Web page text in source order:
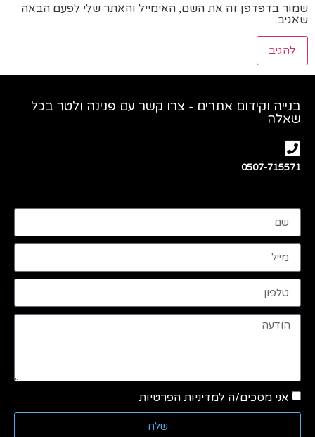
שמור בדפדפן זה את השם, האימייל והאתר שלי לפעם הבאה
שאגיב.
בנייה וקידום אתרים - צרו קשר עם פנינה ולטר בכל
שאלה
0507-715571
אני מסכים/ה למדיניות הפרטיות
שלח